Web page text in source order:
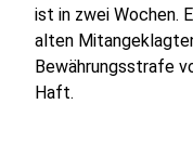
ist in zwei Wochen.
alten
Bewährungsstrafe
Haft.